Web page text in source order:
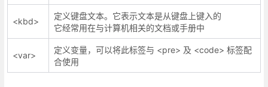
<kbd>
定义键盘文本。它表示文本是从键盘上键入的
它经常用在与计算机相关的文档或手册中
<var>
定义变量，可以将此标签与 <pre> 及 <code> 标签配
合使用